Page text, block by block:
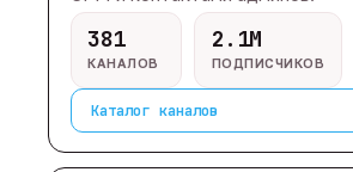
381
КАНАЛОВ
2.1M
ПОДПИСЧИКОВ
Каталог каналов